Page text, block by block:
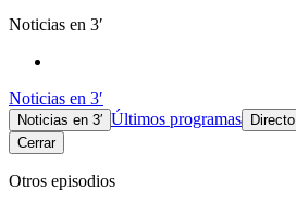
Noticias en 3′
Noticias en 3′
Noticias en 3′ Últimos programas Directo
Cerrar
Otros episodios